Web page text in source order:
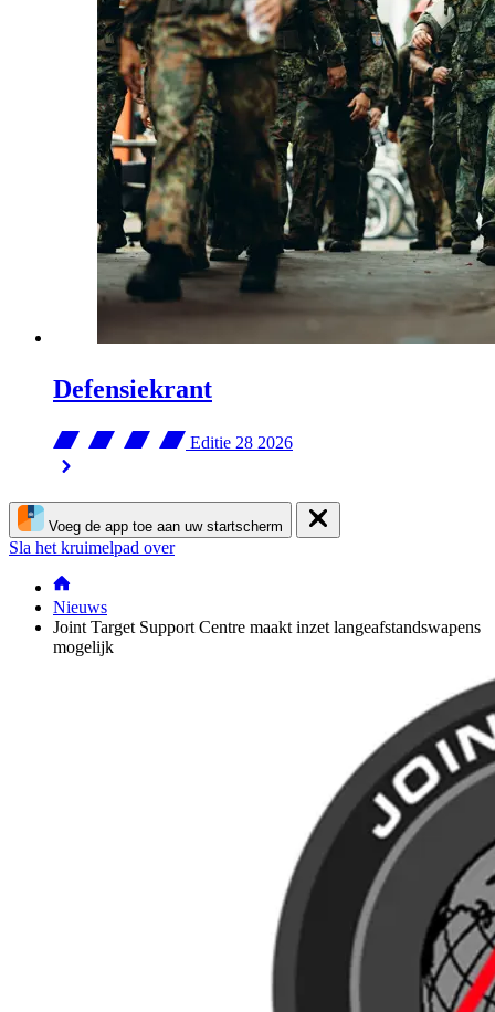
Defensiekrant
Editie 28 2026
Voeg de app toe aan uw startscherm
Sla het kruimelpad over
Nieuws
Joint Target Support Centre maakt inzet langeafstandswapens
mogelijk